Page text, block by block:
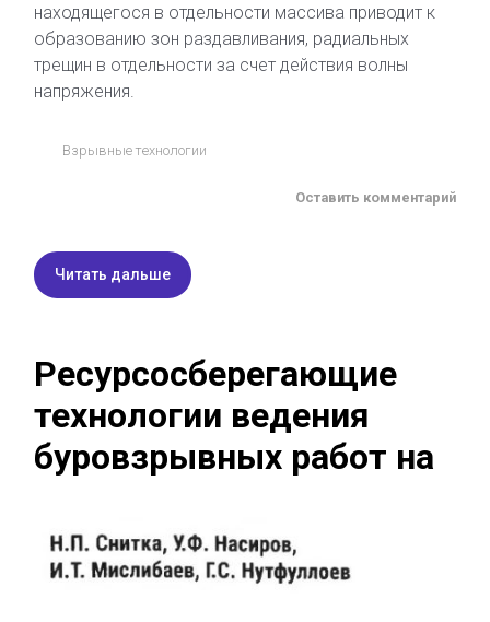
находящегося в отдельности массива приводит к
образованию зон раздавливания, радиальных
трещин в отдельности за счет действия волны
напряжения.
Взрывные технологии
Оставить комментарий
Читать дальше
Ресурсосберегающие
технологии ведения
буровзрывных работ на